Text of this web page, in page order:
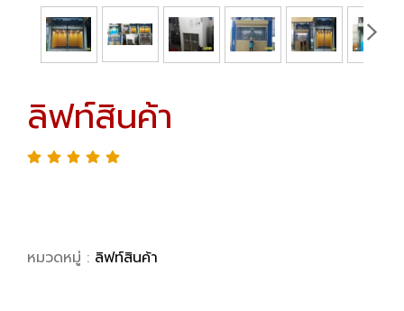
ลิฟท์สินค้า
หมวดหมู่ : ลิฟท์สินค้า